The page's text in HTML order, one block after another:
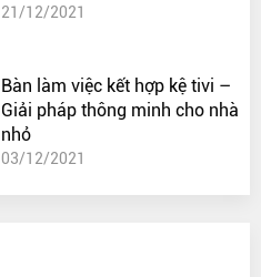
21/12/2021
Bàn làm việc kết hợp kệ tivi –
Giải pháp thông minh cho nhà
nhỏ
03/12/2021